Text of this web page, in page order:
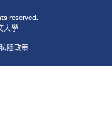
reserved.
大學
私隱政策